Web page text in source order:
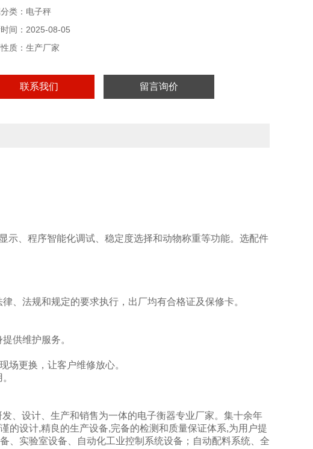
类：电子秤
间：2025-08-05
质：生产厂家
联系我们 留言询价
示、程序智能化调试、稳定度选择和动物称重等功能。选配件
、法规和规定的要求执行，出厂均有合格证及保修卡。
供维护服务。
准服务。
场更换，让客户维修放心。
、设计、生产和销售为一体的电子衡器专业厂家。集十余年
的设计,精良的生产设备,完备的检测和质量保证体系,为用户提
、实验室设备、自动化工业控制系统设备；自动配料系统、全